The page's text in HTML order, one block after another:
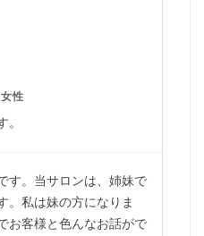
性
。
す。当サロンは、姉妹で
。私は妹の方になりま
お客様と色んなお話がで